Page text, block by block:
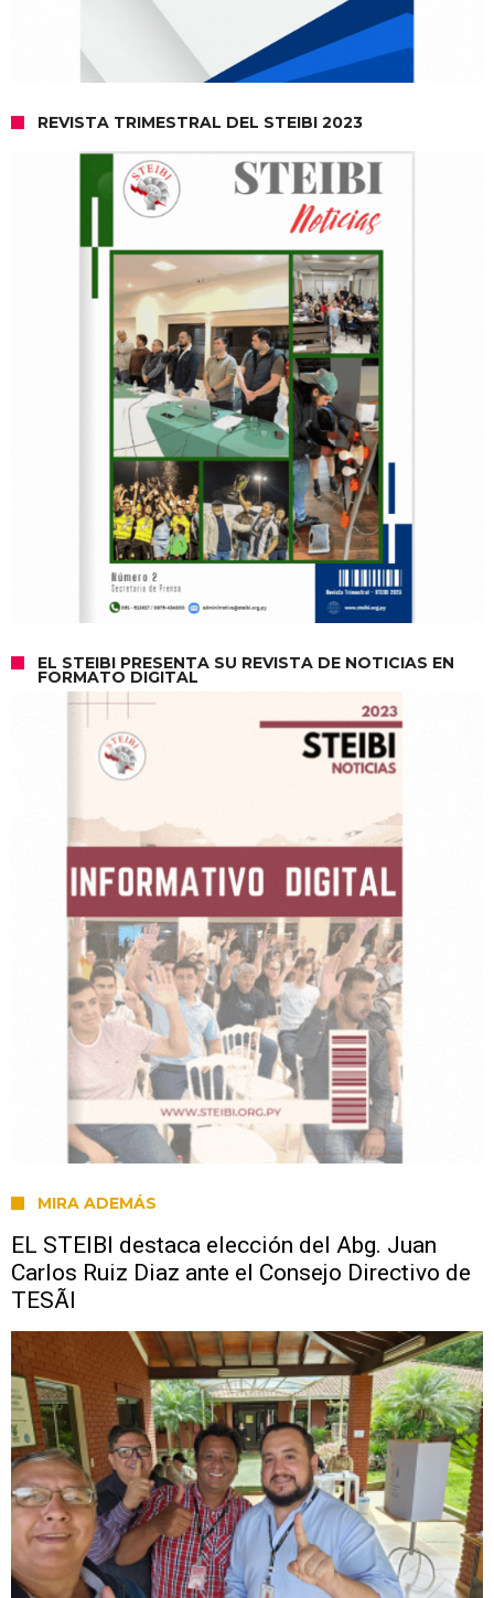
REVISTA TRIMESTRAL DEL STEIBI 2023
EL STEIBI PRESENTA SU REVISTA DE NOTICIAS EN
FORMATO DIGITAL
MIRA ADEMÁS
EL STEIBI destaca elección del Abg. Juan
Carlos Ruiz Diaz ante el Consejo Directivo de
TESÃI